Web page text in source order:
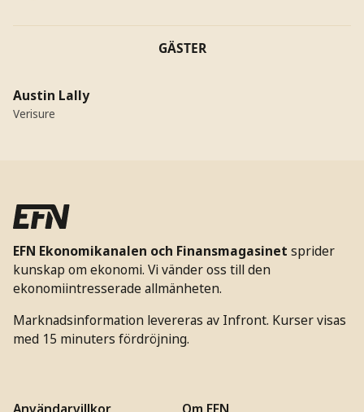
GÄSTER
Austin Lally
Verisure
EFN Ekonomikanalen och Finansmagasinet sprider
kunskap om ekonomi. Vi vänder oss till den
ekonomiintresserade allmänheten.
Marknadsinformation levereras av Infront. Kurser visas
med 15 minuters fördröjning.